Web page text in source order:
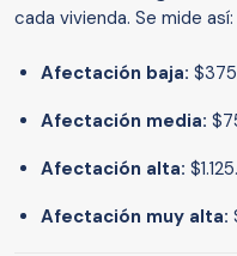
cada vivienda. Se mide así:
Afectación baja:
Afectación media:
Afectación alta:
Afectación muy alta: